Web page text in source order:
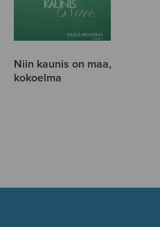
Niin kaunis on maa,
kokoelma